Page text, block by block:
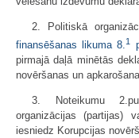
2. Politiskā
finansēšanas likuma 8.1
pirmajā daļā minētās
novēršanas un
3. Noteikumu
organizācijas (partijas)
iesniedz Korupcijas